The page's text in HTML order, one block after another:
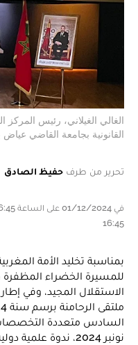
الغالي الغيلاني، رئيس المركز
القانونية بجامعة القاضي
تحرير من طرف حفيظ الصادق
16:45
بمناسبة تخليد الأمة
للمسيرة الخضراء المظفرة
الاستقلال المجيد، وفي
نونبر 2024، ندوة